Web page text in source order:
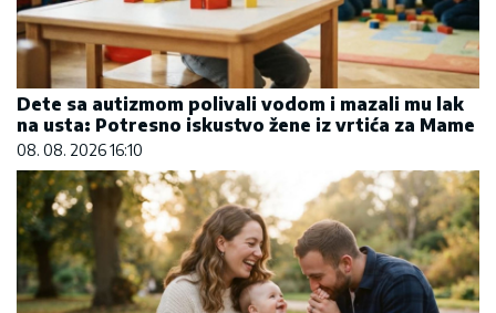
Dete sa autizmom polivali vodom i mazali mu lak
na usta: Potresno iskustvo žene iz vrtića za Mame
08. 08. 2026 16:10